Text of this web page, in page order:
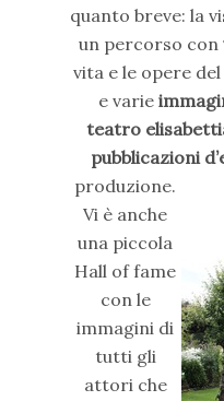
quanto breve: la
un percorso con
vita e le opere
e varie
teatro
pubblicazioni
produzione.
Vi è anche
una piccola
Hall of fame
con le
immagini di
tutti gli
attori che